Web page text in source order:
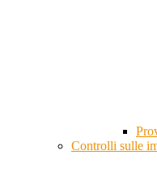
Controlli sulle